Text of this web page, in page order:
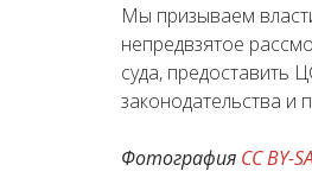
Мы призываем
непредвзятое
суда,
законодательства и
Фотография CC BY-